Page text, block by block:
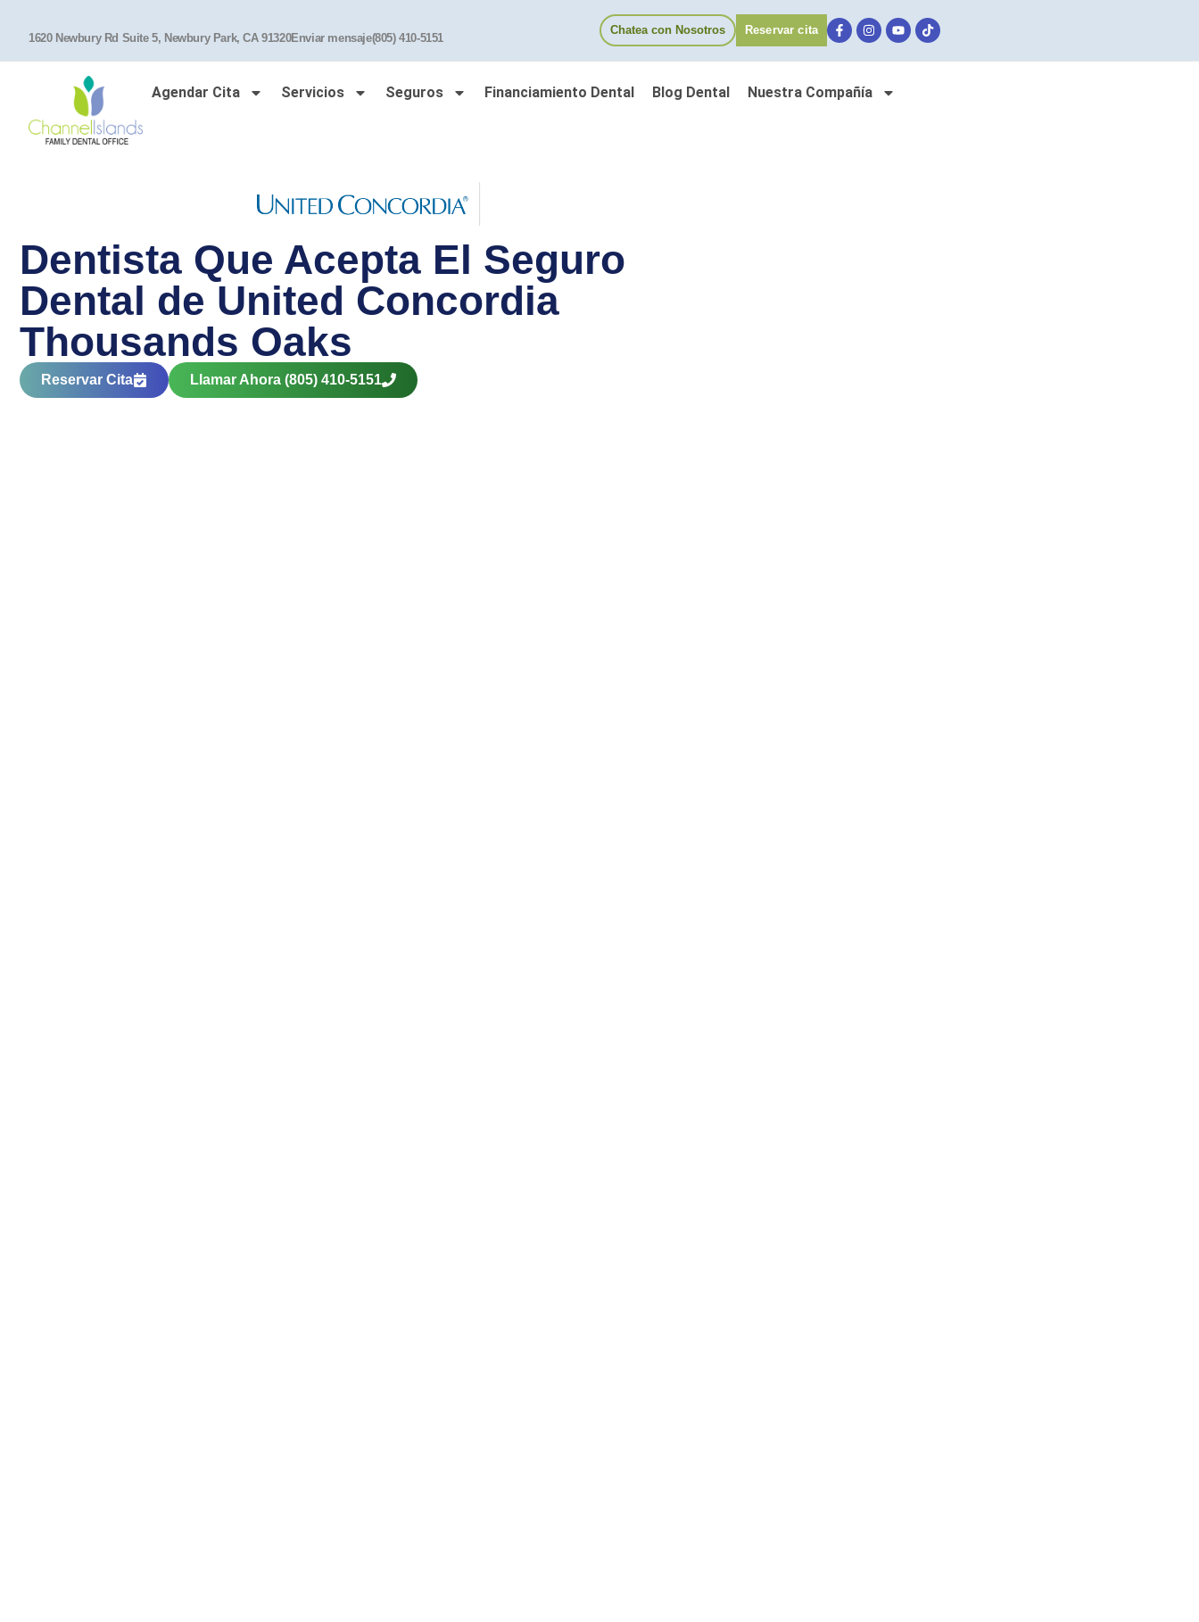
1620 Newbury Rd Suite 5, Newbury Park, CA 91320Enviar mensaje(805) 410-5151
Chatea con Nosotros Reservar cita
Agendar Cita Servicios Seguros Financiamiento Dental Blog Dental Nuestra Compañía
Dentista Que Acepta El Seguro
Dental de United Concordia
Thousands Oaks
Reservar Cita Llamar Ahora (805) 410-5151